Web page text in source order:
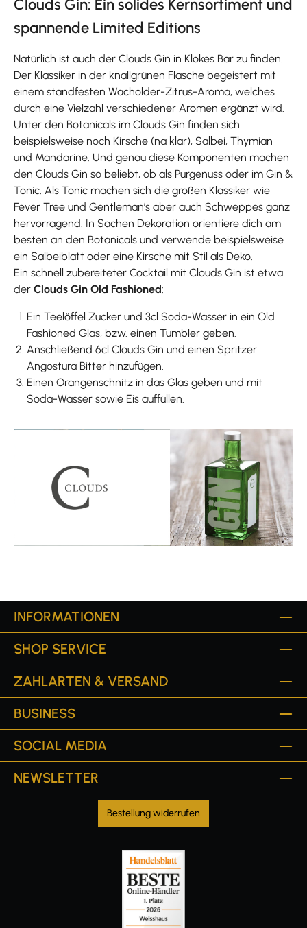
Clouds Gin: Ein solides Kernsortiment und
spannende Limited Editions
Natürlich ist auch der Clouds Gin in Klokes Bar zu finden.
Der Klassiker in der knallgrünen Flasche begeistert mit
einem standfesten Wacholder-Zitrus-Aroma, welches
durch eine Vielzahl verschiedener Aromen ergänzt wird.
Unter den Botanicals im Clouds Gin finden sich
beispielsweise noch Kirsche (na klar), Salbei, Thymian
und Mandarine. Und genau diese Komponenten machen
den Clouds Gin so beliebt, ob als Purgenuss oder im Gin &
Tonic. Als Tonic machen sich die großen Klassiker wie
Fever Tree und Gentleman’s aber auch Schweppes ganz
hervorragend. In Sachen Dekoration orientiere dich am
besten an den Botanicals und verwende beispielsweise
ein Salbeiblatt oder eine Kirsche mit Stil als Deko.
Ein schnell zubereiteter Cocktail mit Clouds Gin ist etwa
der Clouds Gin Old Fashioned:
Ein Teelöffel Zucker und 3cl Soda-Wasser in ein Old
Fashioned Glas, bzw. einen Tumbler geben.
Anschließend 6cl Clouds Gin und einen Spritzer
Angostura Bitter hinzufügen.
Einen Orangenschnitz in das Glas geben und mit
Soda-Wasser sowie Eis auffüllen.
INFORMATIONEN
SHOP SERVICE
ZAHLARTEN & VERSAND
BUSINESS
SOCIAL MEDIA
NEWSLETTER
Bestellung widerrufen